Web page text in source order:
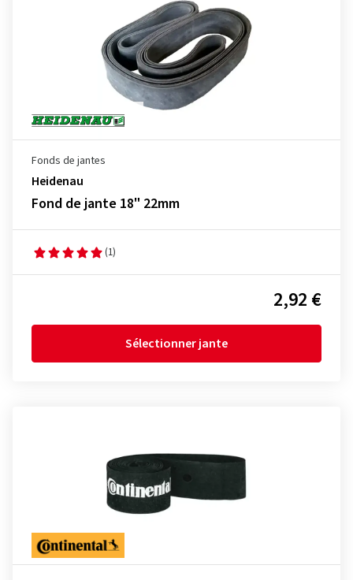
Fonds de jantes
Heidenau
Fond de jante 18" 22mm
(1)
2,92 €
Sélectionner jante